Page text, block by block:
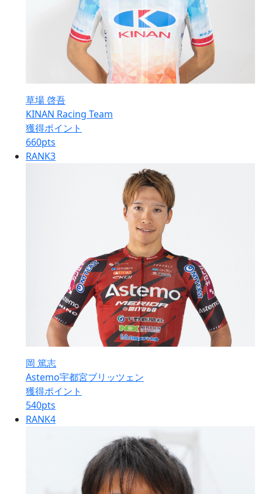
草場 啓吾
KINAN Racing Team
獲得ポイント
660pts
RANK3
岡 篤志
Astemo宇都宮ブリッツェン
獲得ポイント
540pts
RANK4